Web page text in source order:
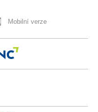
Mobilní verze